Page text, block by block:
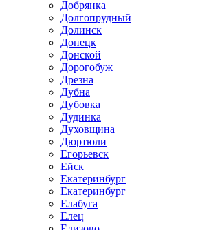
Добрянка
Долгопрудный
Долинск
Донецк
Донской
Дорогобуж
Дрезна
Дубна
Дубовка
Дудинка
Духовщина
Дюртюли
Егорьевск
Ейск
Екатеринбург
Екатеринбург
Елабуга
Елец